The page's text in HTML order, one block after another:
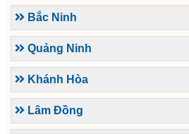
Bắc Ninh
Quảng Ninh
Khánh Hòa
Lâm Đồng